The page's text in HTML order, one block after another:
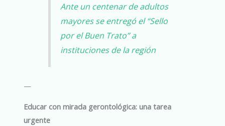
Ante un centenar de adultos
mayores se entregó el “Sello
por el Buen Trato” a
instituciones de la región
—
Educar con mirada gerontológica: una tarea
urgente